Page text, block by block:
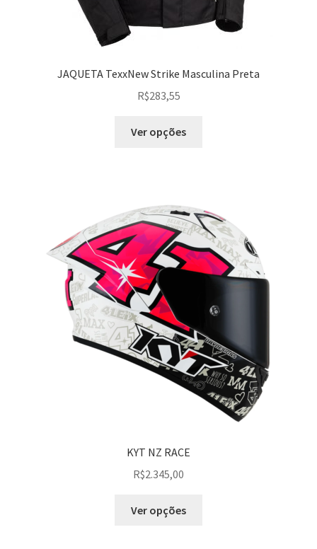
JAQUETA TexxNew Strike Masculina Preta
R$283,55
Ver opções
KYT NZ RACE
R$2.345,00
Ver opções